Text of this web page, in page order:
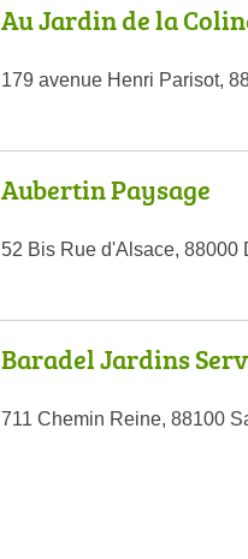
Au Jardin de la
179 avenue Henri Parisot,
Aubertin Paysage
52 Bis Rue d'Alsace, 88000
Baradel Jardins
711 Chemin Reine, 88100